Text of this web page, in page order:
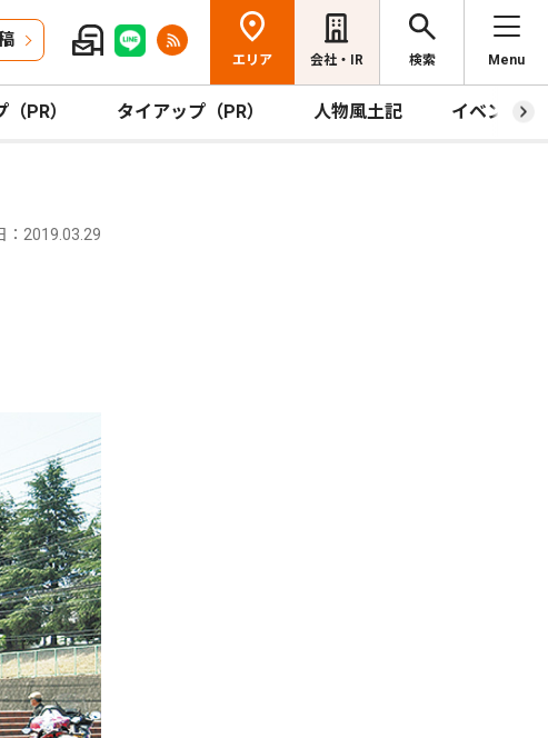
エリア 会社・IR 検索 Menu
PR） タイアップ（PR） 人物風土記 イベント
：2019.03.29